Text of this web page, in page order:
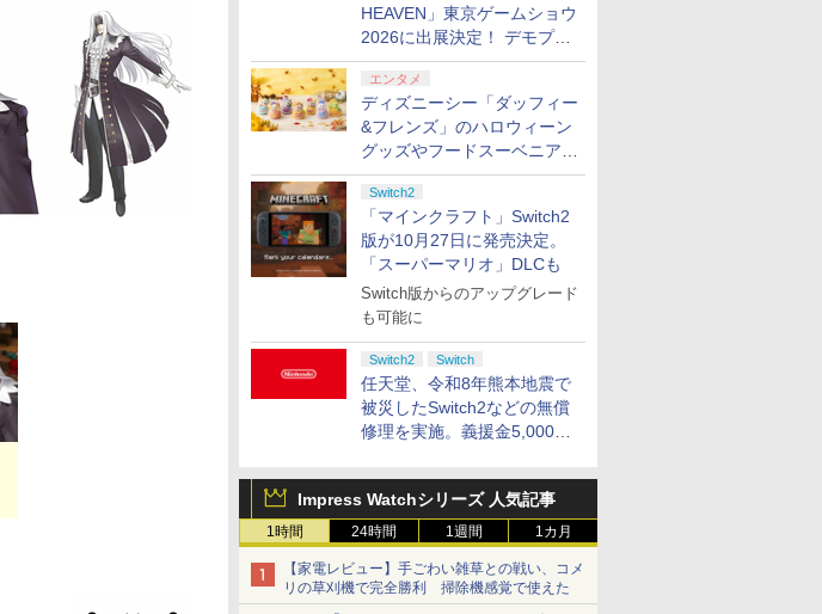
HEAVEN」東京ゲームショウ
2026に出展決定！ デモプレ
イや体験型展示も
エンタメ
ディズニーシー「ダッフィー
&フレンズ」のハロウィーン
グッズやフードスーベニアが
8月25日より発売
Switch2
「マインクラフト」Switch2
版が10月27日に発売決定。
「スーパーマリオ」DLCも
Switch版からのアップグレード
も可能に
Switch2 Switch
任天堂、令和8年熊本地震で
被災したSwitch2などの無償
修理を実施。義援金5,000万
Impress Watchシリーズ 人気記事
1時間 24時間 1週間 1カ月
【家電レビュー】手ごわい雑草との戦い、コメ
リの草刈機で完全勝利 掃除機感覚で使えた